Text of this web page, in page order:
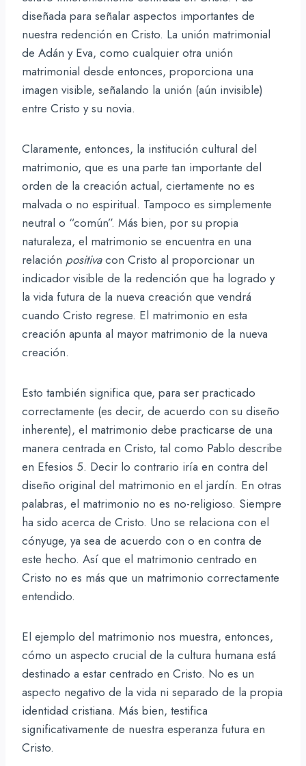
diseñada para señalar aspectos importantes de
nuestra redención en Cristo. La unión matrimonial
de Adán y Eva, como cualquier otra unión
matrimonial desde entonces, proporciona una
imagen visible, señalando la unión (aún invisible)
entre Cristo y su novia.
Claramente, entonces, la institución cultural del
matrimonio, que es una parte tan importante del
orden de la creación actual, ciertamente no es
malvada o no espiritual. Tampoco es simplemente
neutral o “común”. Más bien, por su propia
naturaleza, el matrimonio se encuentra en una
relación positivacon Cristo al proporcionar un
indicador visible de la redención que ha logrado y
la vida futura de la nueva creación que vendrá
cuando Cristo regrese. El matrimonio en esta
creación apunta al mayor matrimonio de la nueva
creación.
Esto también significa que, para ser practicado
correctamente (es decir, de acuerdo con su diseño
inherente), el matrimonio debe practicarse de una
manera centrada en Cristo, tal como Pablo describe
en Efesios 5. Decir lo contrario iría en contra del
diseño original del matrimonio en el jardín. En otras
palabras, el matrimonio no es no-religioso. Siempre
ha sido acerca de Cristo. Uno se relaciona con el
cónyuge, ya sea de acuerdo con o en contra de
este hecho. Así que el matrimonio centrado en
Cristo no es más que un matrimonio correctamente
entendido.
El ejemplo del matrimonio nos muestra, entonces,
cómo un aspecto crucial de la cultura humana está
destinado a estar centrado en Cristo. No es un
aspecto negativo de la vida ni separado de la propia
identidad cristiana. Más bien, testifica
significativamente de nuestra esperanza futura en
Cristo.